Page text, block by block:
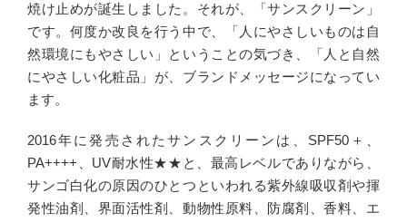
焼け止めが誕生しました。それが、「サンスクリーン」
です。何度か改良を行う中で、「人にやさしいものは自
然環境にもやさしい」ということの気づき、「人と自然
にやさしい化粧品」が、ブランドメッセージになってい
ます。
2016年に発売されたサンスクリーンは、SPF50＋、
PA++++、UV耐水性★★と、最高レベルでありながら、
サンゴ白化の原因のひとつといわれる紫外線吸収剤や揮
発性油剤、界面活性剤、動物性原料、防腐剤、香料、エ